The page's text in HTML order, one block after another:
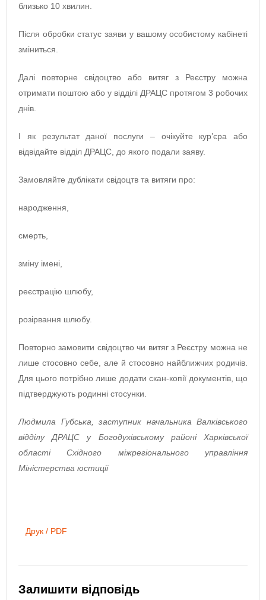
близько 10 хвилин.
Після обробки статус заяви у вашому особистому кабінеті
зміниться.
Далі повторне свідоцтво або витяг з Реєстру можна
отримати поштою або у відділі ДРАЦС протягом 3 робочих
днів.
І як результат даної послуги – очікуйте кур’єра або
відвідайте відділ ДРАЦС, до якого подали заяву.
Замовляйте дублікати свідоцтв та витяги про:
народження,
смерть,
зміну імені,
реєстрацію шлюбу,
розірвання шлюбу.
Повторно замовити свідоцтво чи витяг з Реєстру можна не
лише стосовно себе, але й стосовно найближчих родичів.
Для цього потрібно лише додати скан-копії документів, що
підтверджують родинні стосунки.
Людмила Губська, заступник начальника Валківського
відділу ДРАЦС у Богодухівському районі Харківської
області Східного міжрегіонального управління
Міністерства юстиції
Друк / PDF
Залишити відповідь